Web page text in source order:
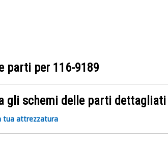
parti per 116-9189
gli schemi delle parti dettagliati
tua attrezzatura